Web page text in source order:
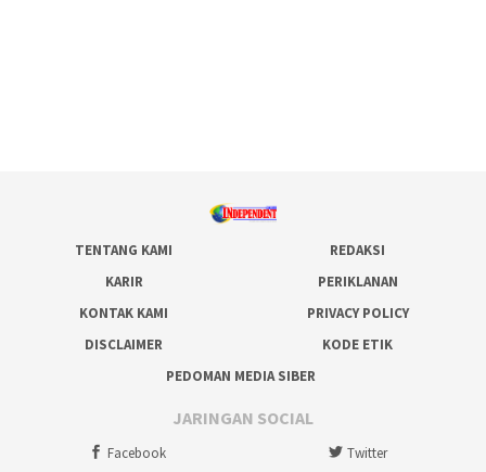
TENTANG KAMI
REDAKSI
KARIR
PERIKLANAN
KONTAK KAMI
PRIVACY POLICY
DISCLAIMER
KODE ETIK
PEDOMAN MEDIA SIBER
JARINGAN SOCIAL
Facebook Twitter